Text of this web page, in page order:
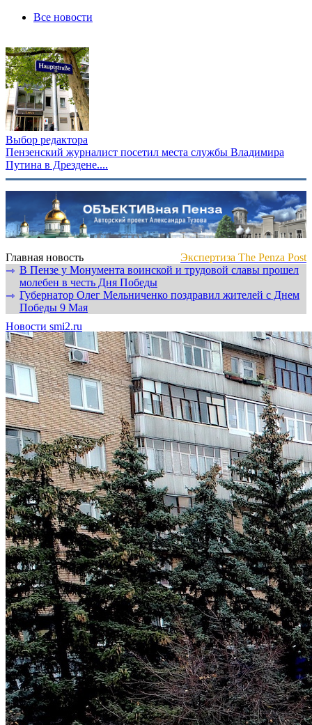
Все новости
Выбор редактора
Пензенский журналист посетил места службы Владимира
Путина в Дрездене....
Главная новость
Экспертиза The Penza Post
⇾ В Пензе у Монумента воинской и трудовой славы прошел
молебен в честь Дня Победы
⇾ Губернатор Олег Мельниченко поздравил жителей с Днем
Победы 9 Мая
Новости smi2.ru